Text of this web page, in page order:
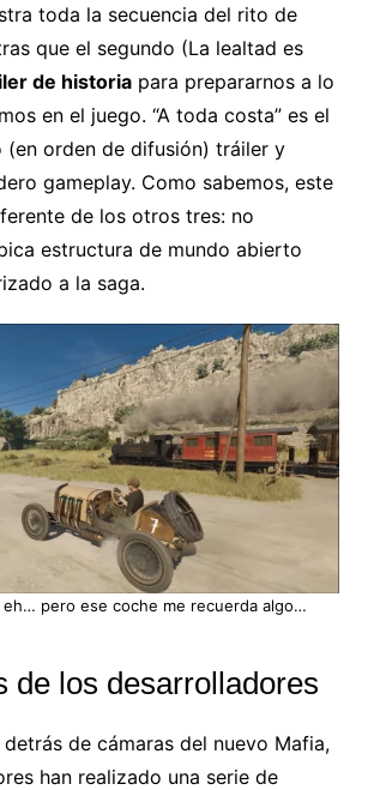
toda la secuencia del rito de
que el segundo (La lealtad es
de historiapara prepararnos a lo
en el juego. “A toda costa” es el
orden de difusión) tráiler y
gameplay. Como sabemos, este
de los otros tres: no
estructura de mundo abierto
a la saga.
pero ese coche me recuerda algo…
de los desarrolladores
de cámaras del nuevo Mafia,
han realizado una serie de